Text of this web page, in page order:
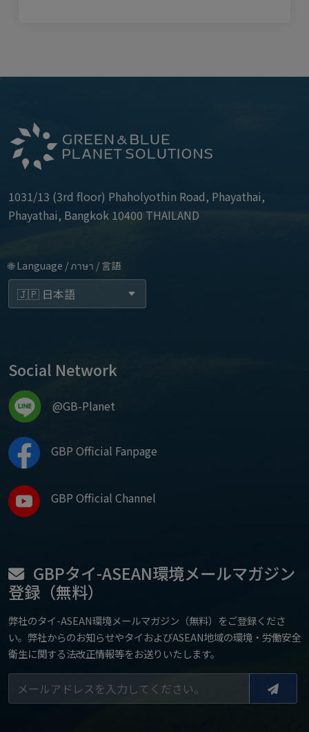
1031/13 (3rd floor) Phaholyothin Road, Phayathai,
Phayathai, Bangkok 10400 THAILAND
🌐 Language / ภาษา / 言語
Social Network
@GB-Planet
GBP Official Fanpage
GBP Official Channel
GBPタイ-ASEAN環境メールマガジン
登録（無料）
弊社のタイ-ASEAN環境メールマガジン（無料）をご登録くださ
い。弊社からのお知らせやタイおよびASEAN地域の環境・労働安全
衛生に関する法改正情報等をお送りいたします。